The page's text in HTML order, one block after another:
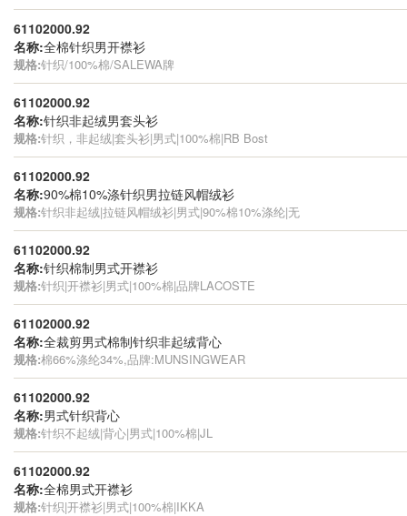
61102000.92
名称:全棉针织男开襟衫
规格:针织/100%棉/SALEWA牌
61102000.92
名称:针织非起绒男套头衫
规格:针织，非起绒|套头衫|男式|100%棉|RB Bost
61102000.92
名称:90%棉10%涤针织男拉链风帽绒衫
规格:针织非起绒|拉链风帽绒衫|男式|90%棉10%涤纶|无
61102000.92
名称:针织棉制男式开襟衫
规格:针织|开襟衫|男式|100%棉|品牌LACOSTE
61102000.92
名称:全裁剪男式棉制针织非起绒背心
规格:棉66%涤纶34%,品牌:MUNSINGWEAR
61102000.92
名称:男式针织背心
规格:针织不起绒|背心|男式|100%棉|JL
61102000.92
名称:全棉男式开襟衫
规格:针织|开襟衫|男式|100%棉|IKKA